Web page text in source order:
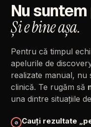
Nusuntem
Șiebineașa.
Pentru că timpul
apelurile de
realizate manual, nu
clinică. Te rugăm să
una dintre situațiile de
⊘ Cauți rezultate